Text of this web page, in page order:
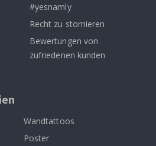
#yesnamly
Recht zu stornieren
Bewertungen von
zufriedenen kunden
Wandtattoos
Poster